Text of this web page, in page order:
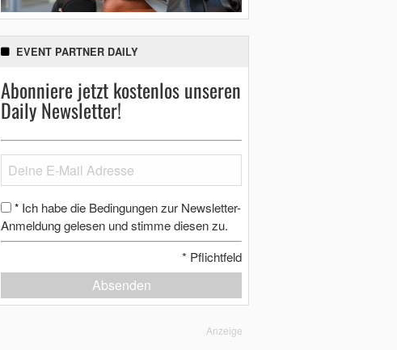
EVENT PARTNER DAILY
Abonniere jetzt kostenlos unseren
Daily Newsletter!
* Ich habe die Bedingungen zur Newsletter-
Anmeldung gelesen und stimme diesen zu.
* Pflichtfeld
Absenden
Anzeige